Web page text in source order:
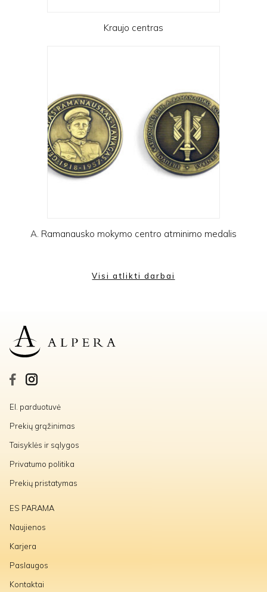
Kraujo centras
A. Ramanausko mokymo centro atminimo medalis
Visi atlikti darbai
El. parduotuvė
Prekių grąžinimas
Taisyklės ir sąlygos
Privatumo politika
Prekių pristatymas
ES PARAMA
Naujienos
Karjera
Paslaugos
Kontaktai